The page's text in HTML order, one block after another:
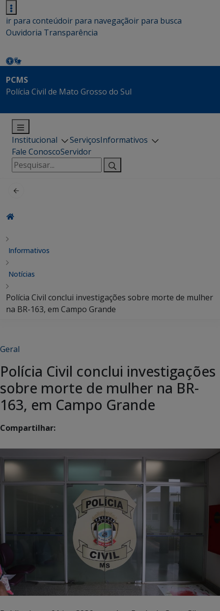
ir para conteúdoir para navegaçãoir para busca
Ouvidoria Transparência
PCMS
Polícia Civil de Mato Grosso do Sul
Institucional ServiçosInformativos
Fale ConoscoServidor
Pesquisar
por:
Informativos
Notícias
Polícia Civil conclui investigações sobre morte de mulher
na BR-163, em Campo Grande
Geral
Polícia Civil conclui investigações
sobre morte de mulher na BR-
163, em Campo Grande
Compartilhar: